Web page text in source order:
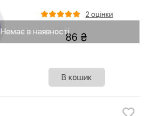
Немає в наявності
2 оцінки
86
В кошик